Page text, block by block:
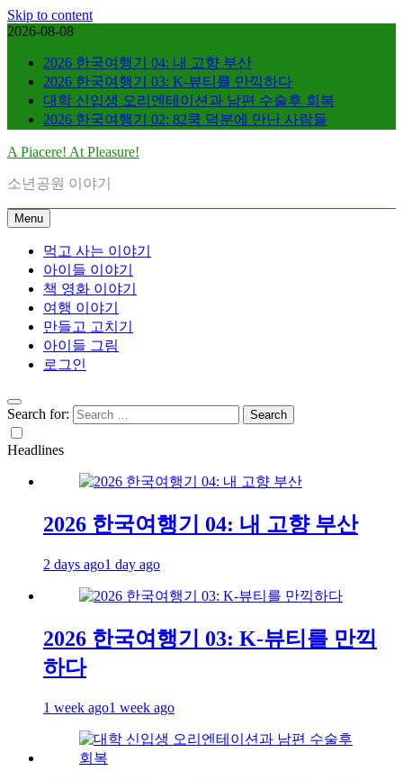
Skip to content
2026-08-08
2026 한국여행기 04: 내 고향 부산
2026 한국여행기 03: K-뷰티를 만끽하다
대학 신입생 오리엔테이션과 남편 수술후 회복
2026 한국여행기 02: 82쿡 덕분에 만난 사람들
A Piacere! At Pleasure!
소년공원 이야기
Menu
먹고 사는 이야기
아이들 이야기
책 영화 이야기
여행 이야기
만들고 고치기
아이들 그림
로그인
Search for:
Headlines
2026 한국여행기 04: 내 고향 부산
2 days ago1 day ago
2026 한국여행기 03: K-뷰티를 만끽
하다
1 week ago1 week ago